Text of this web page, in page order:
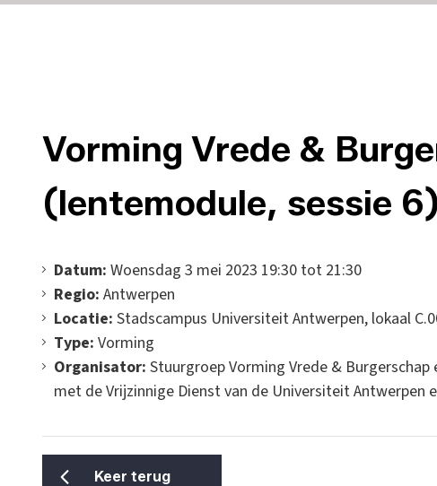
Vorming Vrede &
(lentemodule, sessie 6)
Datum: Woensdag 3 mei 2023 19:30 tot 21:30
Regio: Antwerpen
Locatie: Stadscampus Universiteit Antwerpen, lokaal
Type: Vorming
Organisator: Stuurgroep Vorming Vrede &
met de Vrijzinnige Dienst van de Universiteit Antwerpen
Keer terug